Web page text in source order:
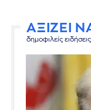
ΑΞΙΖΕΙ
δημοφιλείς